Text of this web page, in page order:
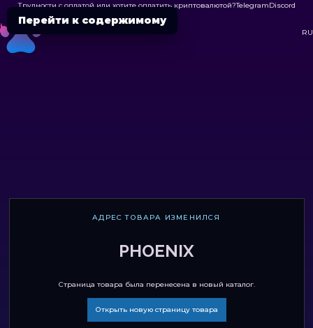
Перейти к содержимому
Трудности с оплатой или хотите оплатить криптовалютой?TelegramDiscord

RU
АДРЕС ТОВАРА ИЗМЕНИЛСЯ
PHOENIX
Страница товара была перенесена в новый каталог.
Открыть новую страницу товара